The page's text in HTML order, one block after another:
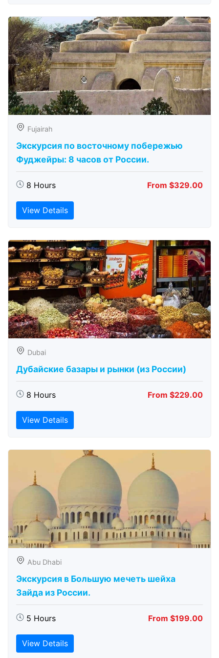
Fujairah
Экскурсия по восточному побережью
Фуджейры: 8 часов от России.
8 Hours From $329.00
View Details
Dubai
Дубайские базары и рынки (из России)
8 Hours From $229.00
View Details
Abu Dhabi
Экскурсия в Большую мечеть шейха
Зайда из России.
5 Hours From $199.00
View Details